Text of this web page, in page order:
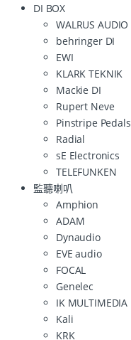
DI BOX
WALRUS AUDIO
behringer DI
EWI
KLARK TEKNIK
Mackie DI
Rupert Neve
Pinstripe Pedals
Radial
sE Electronics
TELEFUNKEN
監聽喇叭
Amphion
ADAM
Dynaudio
EVE audio
FOCAL
Genelec
IK MULTIMEDIA
Kali
KRK